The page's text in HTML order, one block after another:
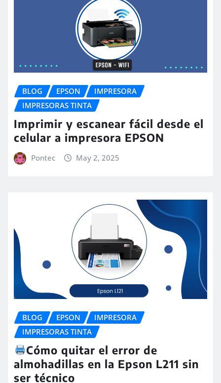
BLOG EPSON
IMPRESORA
IMPRESORAS TINTA
Imprimir y escanear fácil desde el
celular a impresora EPSON
Pontec May 2, 2025
BLOG EPSON
IMPRESORA
IMPRESORAS TINTA
Cómo quitar el error de
almohadillas en la Epson L211 sin
ser técnico